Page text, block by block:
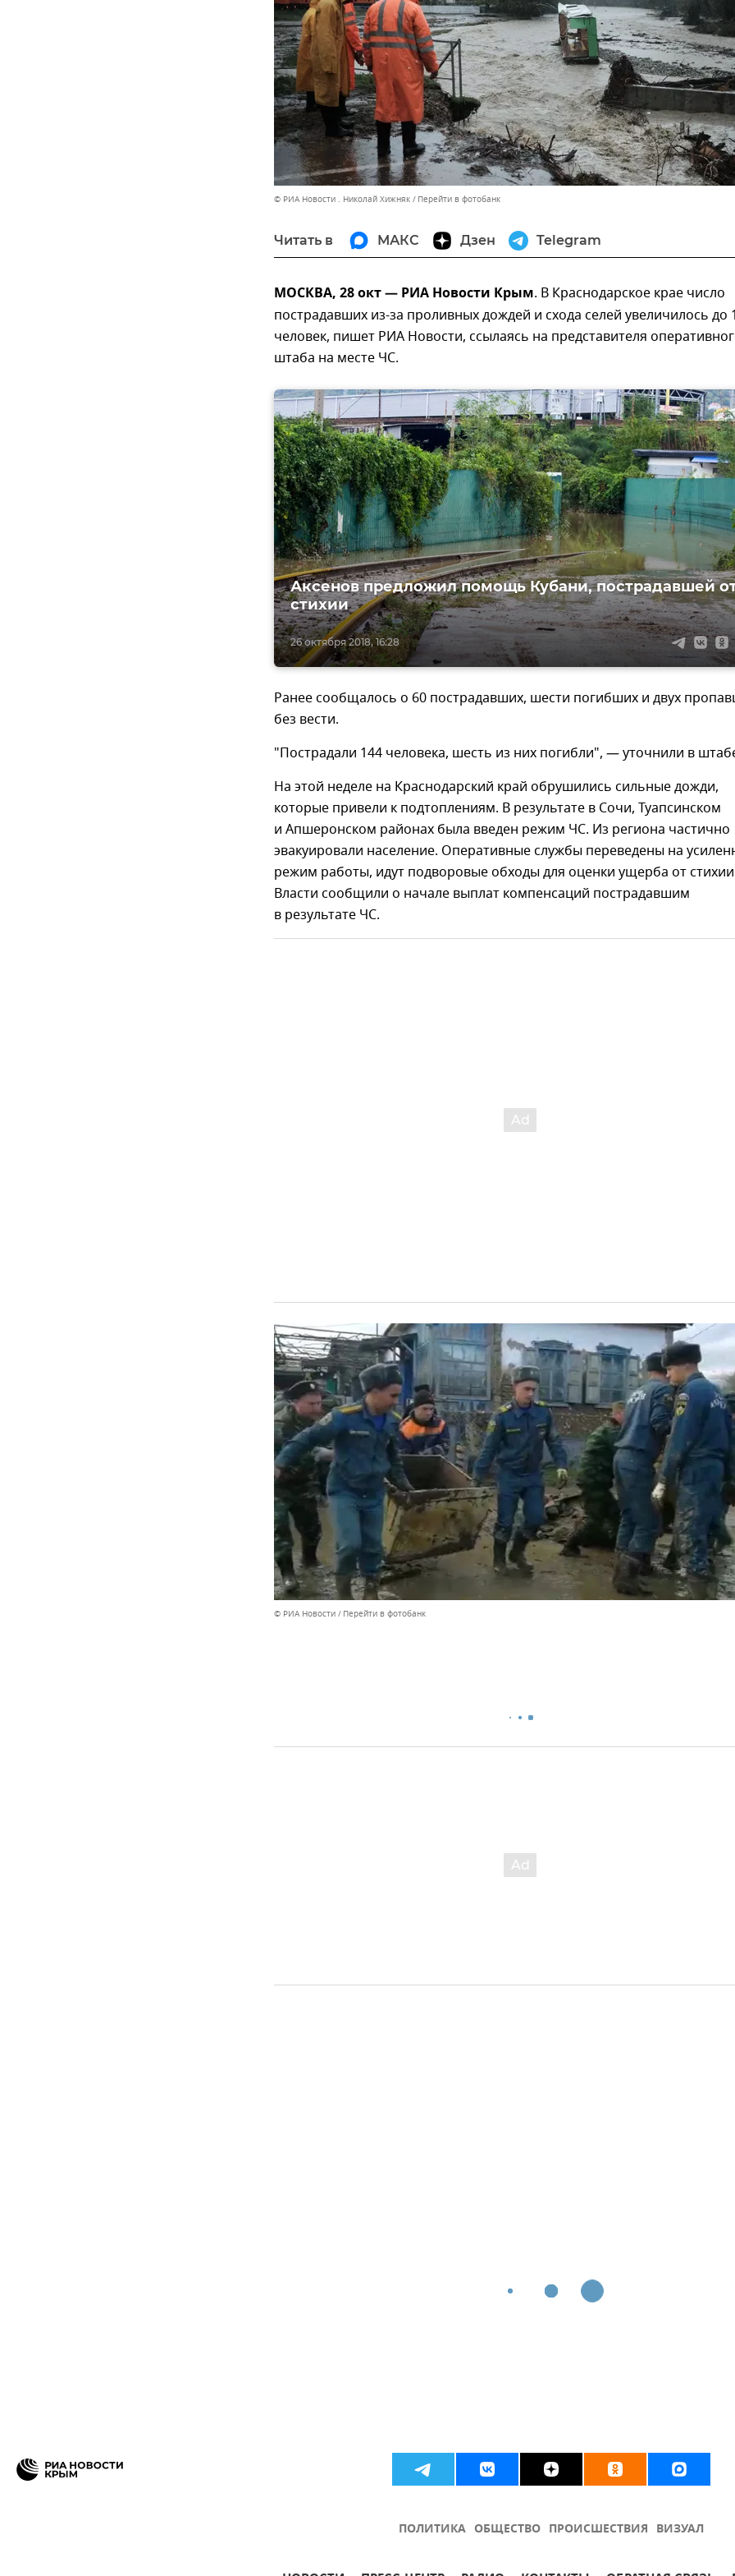
© РИА Новости . Николай Хижняк Перейти в фотобанк
Читать в МАКС Дзен Telegram
МОСКВА, 28 окт — РИА Новости Крым. В Краснодарское крае число
пострадавших из-за проливных дождей и схода селей увеличилось до
человек, пишет РИА Новости, ссылаясь на представителя
штаба на месте ЧС.
26 октября 2018, 16:28
Аксенов предложил помощь Кубани, пострадавшей
стихии
Ранее сообщалось о 60 пострадавших, шести погибших и двух
без вести.
"Пострадали 144 человека, шесть из них погибли", — уточнили в
На этой неделе на Краснодарский край обрушились сильные дожди,
которые привели к подтоплениям. В результате в Сочи, Туапсинском
и Апшеронском районах была введен режим ЧС. Из региона частично
эвакуировали население. Оперативные службы переведены на
режим работы, идут подворовые обходы для оценки ущерба от
Власти сообщили о начале выплат компенсаций пострадавшим
в результате ЧС.
© РИА Новости Перейти в фотобанк
ПОЛИТИКА ОБЩЕСТВО ПРОИСШЕСТВИЯ ВИЗУАЛ